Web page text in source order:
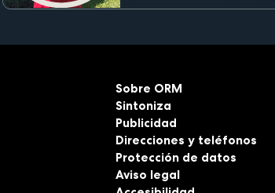
Sobre ORM
Sintoniza
Publicidad
Direcciones y teléfonos
Protección de datos
Aviso legal